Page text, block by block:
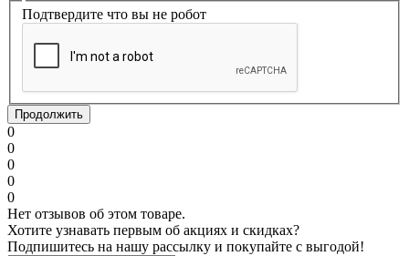
Подтвердите что вы не робот
Продолжить
0
0
0
0
0
Нет отзывов об этом товаре.
Хотите узнавать первым об акциях и скидках?
Подпишитесь на нашу рассылку и покупайте с выгодой!